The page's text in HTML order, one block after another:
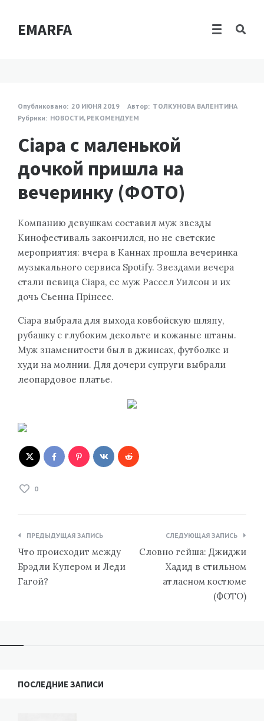
EMARFA
Опубликовано: 20 ИЮНЯ 2019 Автор: ТОЛКУНОВА ВАЛЕНТИНА
Рубрики: НОВОСТИ, РЕКОМЕНДУЕМ
Сіара с маленькой
дочкой пришла на
вечеринку (ФОТО)
Компанию девушкам составил муж звезды
Кинофестиваль закончился, но не светские
мероприятия: вчера в Каннах прошла вечеринка
музыкального сервиса Spotify. Звездами вечера
стали певица Сіара, ее муж Рассел Уилсон и их
дочь Сьенна Прінсес.
Сіара выбрала для выхода ковбойскую шляпу,
рубашку с глубоким декольте и кожаные штаны.
Муж знаменитости был в джинсах, футболке и
худи на молнии. Для дочери супруги выбрали
леопардовое платье.
0
Навигация
по
записям
ПРЕДЫДУЩАЯ ЗАПИСЬ
Что происходит между
Брэдли Купером и Леди
Гагой?
СЛЕДУЮЩАЯ ЗАПИСЬ
Словно гейша: Джиджи
Хадид в стильном
атласном костюме
(ФОТО)
ПОСЛЕДНИЕ ЗАПИСИ